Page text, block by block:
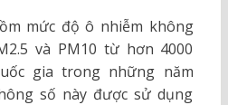
mức độ ô nhiễm không
và PM10 từ hơn 4000
gia trong những năm
số này được sử dụng